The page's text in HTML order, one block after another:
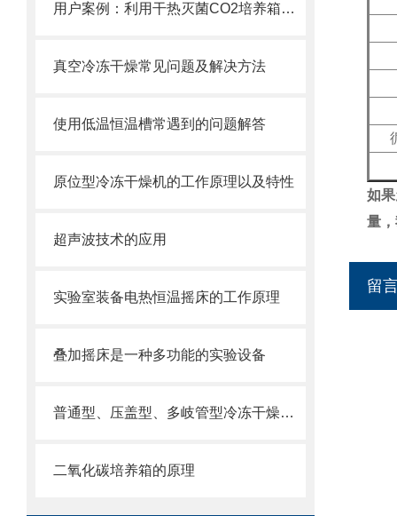
用户案例：利用干热灭菌CO2培养箱优化实验准备工作流程
真空冷冻干燥常见问题及解决方法
使用低温恒温槽常遇到的问题解答
原位型冷冻干燥机的工作原理以及特性
超声波技术的应用
实验室装备电热恒温摇床的工作原理
叠加摇床是一种多功能的实验设备
普通型、压盖型、多岐管型冷冻干燥机介绍及应用
二氧化碳培养箱的原理
如
量
留